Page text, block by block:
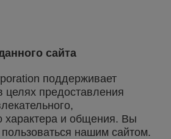
сайта
поддерживает
целях предоставления
характера и общения. Вы
нашим сайтом.